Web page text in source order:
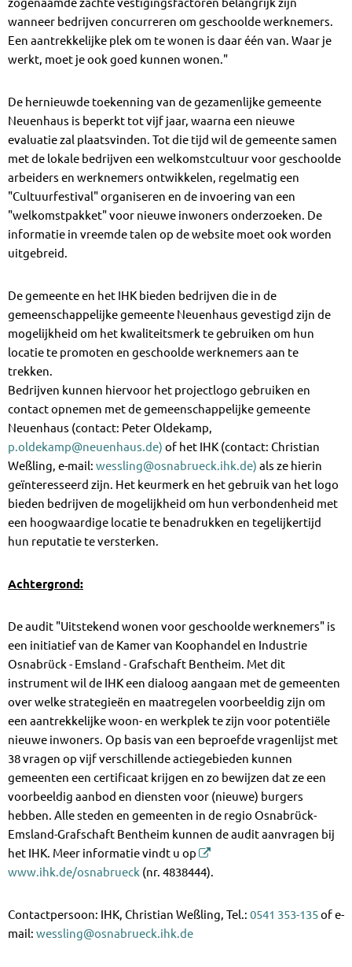
wanneer bedrijven concurreren om geschoolde werknemers.
Een aantrekkelijke plek om te wonen is daar één van. Waar je
werkt, moet je ook goed kunnen wonen."
De hernieuwde toekenning van de gezamenlijke gemeente
Neuenhaus is beperkt tot vijf jaar, waarna een nieuwe
evaluatie zal plaatsvinden. Tot die tijd wil de gemeente samen
met de lokale bedrijven een welkomstcultuur voor geschoolde
arbeiders en werknemers ontwikkelen, regelmatig een
"Cultuurfestival" organiseren en de invoering van een
"welkomstpakket" voor nieuwe inwoners onderzoeken. De
informatie in vreemde talen op de website moet ook worden
uitgebreid.
De gemeente en het IHK bieden bedrijven die in de
gemeenschappelijke gemeente Neuenhaus gevestigd zijn de
mogelijkheid om het kwaliteitsmerk te gebruiken om hun
locatie te promoten en geschoolde werknemers aan te
trekken.
Bedrijven kunnen hiervoor het projectlogo gebruiken en
contact opnemen met de gemeenschappelijke gemeente
Neuenhaus (contact: Peter Oldekamp,
p.oldekamp@neuenhaus.de) of het IHK (contact: Christian
Weßling, e-mail: wessling@osnabrueck.ihk.de) als ze hierin
geïnteresseerd zijn. Het keurmerk en het gebruik van het logo
bieden bedrijven de mogelijkheid om hun verbondenheid met
een hoogwaardige locatie te benadrukken en tegelijkertijd
hun reputatie te versterken.
Achtergrond:
De audit "Uitstekend wonen voor geschoolde werknemers" is
een initiatief van de Kamer van Koophandel en Industrie
Osnabrück - Emsland - Grafschaft Bentheim. Met dit
instrument wil de IHK een dialoog aangaan met de gemeenten
over welke strategieën en maatregelen voorbeeldig zijn om
een aantrekkelijke woon- en werkplek te zijn voor potentiële
nieuwe inwoners. Op basis van een beproefde vragenlijst met
38 vragen op vijf verschillende actiegebieden kunnen
gemeenten een certificaat krijgen en zo bewijzen dat ze een
voorbeeldig aanbod en diensten voor (nieuwe) burgers
hebben. Alle steden en gemeenten in de regio Osnabrück-
Emsland-Grafschaft Bentheim kunnen de audit aanvragen bij
het IHK. Meer informatie vindt u op
www.ihk.de/osnabrueck (nr. 4838444).
Contactpersoon: IHK, Christian Weßling, Tel.: 0541 353-135of e-
mail: wessling@osnabrueck.ihk.de